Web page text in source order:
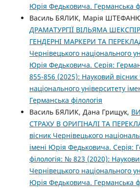
Юрія Федьковича. Германська
Василь БЯЛИК, Марія
ДРАМАТУРГІЇ ВІЛЬЯМА
ГЕНДЕРНІ МАРКЕРИ ТА
Чернівецького національного
Юрія Федьковича. Серія:
855-856 (2025): Науковий вісник
національного університету
Германська філологія
Василь БЯЛИК, Дана Грищук,
СТРАХУ В ОРИГІНАЛІ ТА
вісник Чернівецького
імені Юрія Федьковича. Серія:
філологія: № 823 (2020):
Чернівецького національного
Юрія Федьковича. Германська